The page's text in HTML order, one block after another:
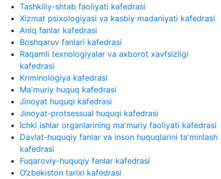
Tashkiliy-shtab faoliyati kafedrasi
Xizmat psixologiyasi va kasbiy madaniyati kafedrasi
Aniq fanlar kafedrasi
Boshqaruv fanlari kafedrasi
Raqamli texnologiyalar va axborot xavfsizligi
kafedrasi
Kriminologiya kafedrasi
Maʼmuriy huquq kafedrasi
Jinoyat huquqi kafedrasi
Jinoyat-protsessual huquqi kafedrasi
Ichki ishlar organlarining maʼmuriy faoliyati kafedrasi
Davlat-huquqiy fanlar va inson huquqlarini taʼminlash
kafedrasi
Fuqaroviy-huquqiy fanlar kafedrasi
O‘zbekiston tarixi kafedrasi